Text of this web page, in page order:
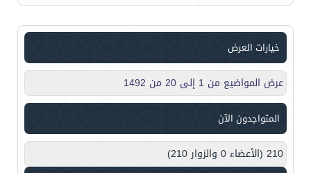
خيارات العرض
عرض المواضيع من 1 إلى 20 من 1492
المتواجدون الآن
210 (الأعضاء 0 والزوار 210)